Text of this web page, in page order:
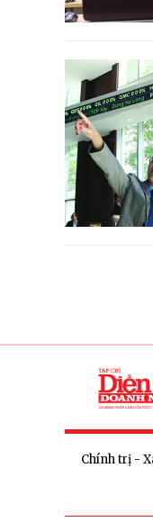
Chính trị -